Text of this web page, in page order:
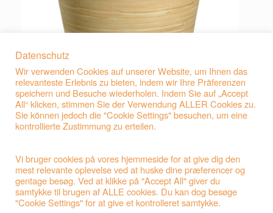
Beitragsnavigation
← D28-1 Flora-Urne Kalk
Datenschutz
Wir verwenden Cookies auf unserer Website, um Ihnen das
relevanteste Erlebnis zu bieten, indem wir Ihre Präferenzen
speichern und Besuche wiederholen. Indem Sie auf „Accept
All“ klicken, stimmen Sie der Verwendung ALLER Cookies zu.
Sie können jedoch die "Cookie Settings" besuchen, um eine
kontrollierte Zustimmung zu erteilen.
Vi bruger cookies på vores hjemmeside for at give dig den
mest relevante oplevelse ved at huske dine præferencer og
gentage besøg. Ved at klikke på "Accept All" giver du
samtykke til brugen af ALLE cookies. Du kan dog besøge
"Cookie Settings" for at give et kontrolleret samtykke.